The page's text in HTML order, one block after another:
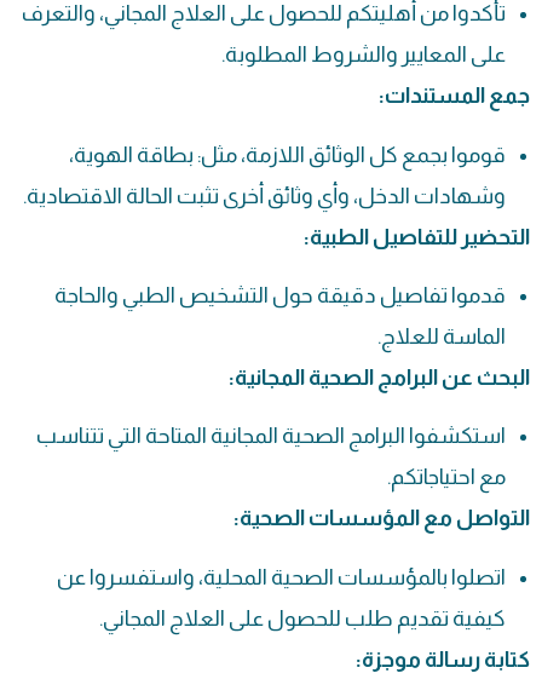
تأكدوا من أهليتكم للحصول على العلاج المجاني، والتعرف
على المعايير والشروط المطلوبة.
جمع المستندات:
قوموا بجمع كل الوثائق اللازمة، مثل: بطاقة الهوية،
وشهادات الدخل، وأي وثائق أخرى تثبت الحالة الاقتصادية.
التحضير للتفاصيل الطبية:
قدموا تفاصيل دقيقة حول التشخيص الطبي والحاجة
الماسة للعلاج.
البحث عن البرامج الصحية المجانية:
استكشفوا البرامج الصحية المجانية المتاحة التي تتناسب
مع احتياجاتكم.
التواصل مع المؤسسات الصحية:
اتصلوا بالمؤسسات الصحية المحلية، واستفسروا عن
كيفية تقديم طلب للحصول على العلاج المجاني.
كتابة رسالة موجزة: